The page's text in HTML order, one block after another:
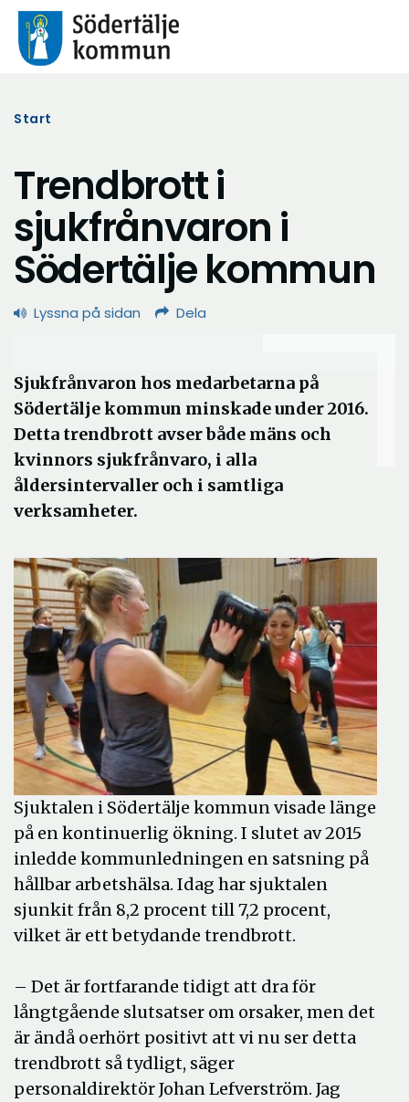
Start
Trendbrott i
sjukfrånvaron i
Södertälje kommun
Lyssna på sidan Dela
Sjukfrånvaron hos medarbetarna på
Södertälje kommun minskade under 2016.
Detta trendbrott avser både mäns och
kvinnors sjukfrånvaro, i alla
åldersintervaller och i samtliga
verksamheter.
Sjuktalen i Södertälje kommun visade länge
på en kontinuerlig ökning. I slutet av 2015
inledde kommunledningen en satsning på
hållbar arbetshälsa. Idag har sjuktalen
sjunkit från 8,2 procent till 7,2 procent,
vilket är ett betydande trendbrott.
– Det är fortfarande tidigt att dra för
långtgående slutsatser om orsaker, men det
är ändå oerhört positivt att vi nu ser detta
trendbrott så tydligt, säger
personaldirektör Johan Lefverström. Jag